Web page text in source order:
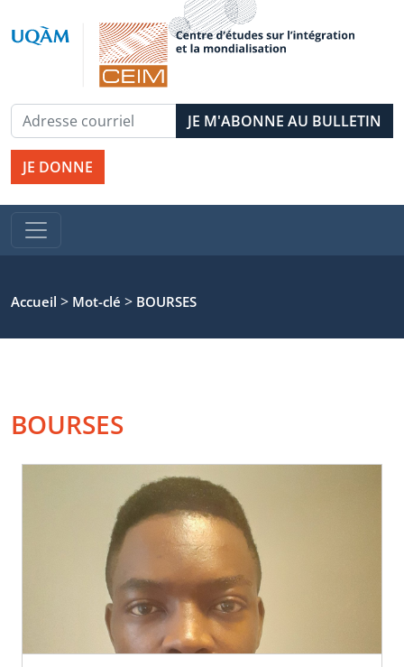
JE DONNE
Accueil > Mot-clé > BOURSES
BOURSES